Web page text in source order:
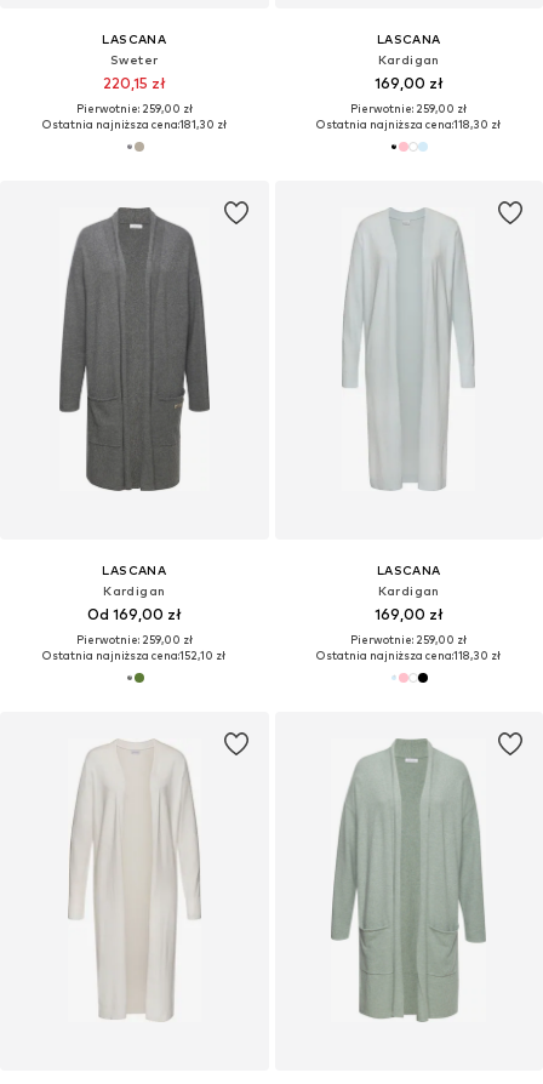
LASCANA
Sweter
220,15 zł
Pierwotnie: 259,00 zł
Ostatnia najniższa cena:181,30 zł
LASCANA
Kardigan
169,00 zł
Pierwotnie: 259,00 zł
Ostatnia najniższa cena:118,30 zł
LASCANA
Kardigan
Od 169,00 zł
Pierwotnie: 259,00 zł
Ostatnia najniższa cena:152,10 zł
LASCANA
Kardigan
169,00 zł
Pierwotnie: 259,00 zł
Ostatnia najniższa cena:118,30 zł